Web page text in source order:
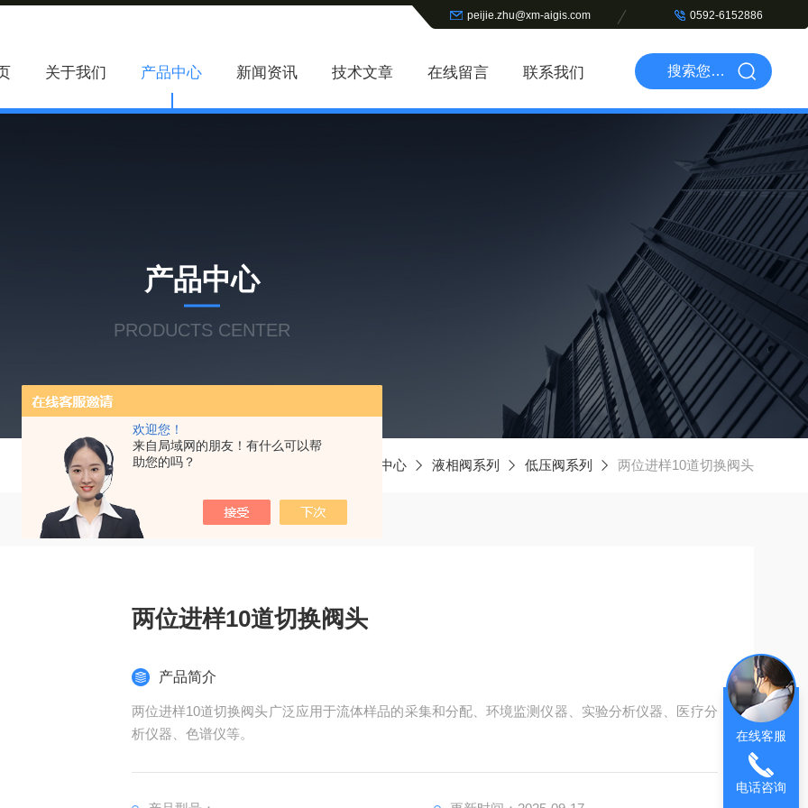
欢迎您！
来自局域网的朋友！有什么可以帮
助您的吗？
peijie.zhu@xm-aigis.com 0592-6152886
关于我们 产品中心 新闻资讯 技术文章 在线留言 联系我们
产品中心
PRODUCTS CENTER
产品中心 液相阀系列 低压阀系列 两位进样10道切换阀头
两位进样10道切换阀头
产品简介
两位进样10道切换阀头广泛应用于流体样品的采集和分配、环境监测仪器、实验分析仪器、医疗分
析仪器、色谱仪等。
在线客服
电话咨询